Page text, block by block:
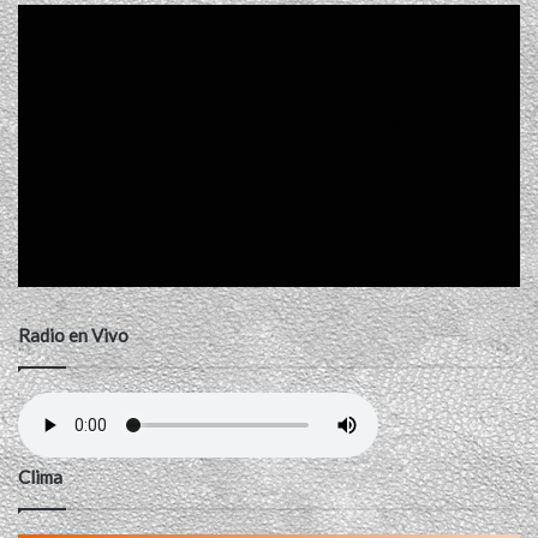
Radio en Vivo
Clima